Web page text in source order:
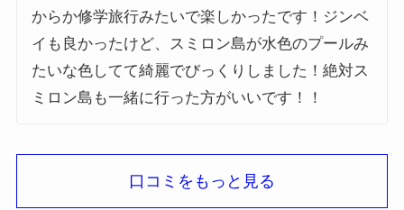
からか修学旅行みたいで楽しかったです！ジンベ
イも良かったけど、スミロン島が水色のプールみ
たいな色してて綺麗でびっくりしました！絶対ス
ミロン島も一緒に行った方がいいです！！
口コミをもっと見る